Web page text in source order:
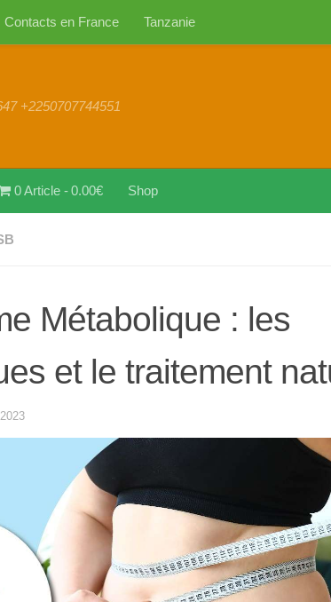
Contacts en France Tanzanie
+2250707744551
0 Article 0.00€ Shop
Métabolique : les
et le traitement